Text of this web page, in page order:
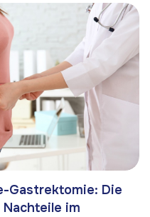
Gastrektomie: Die
im